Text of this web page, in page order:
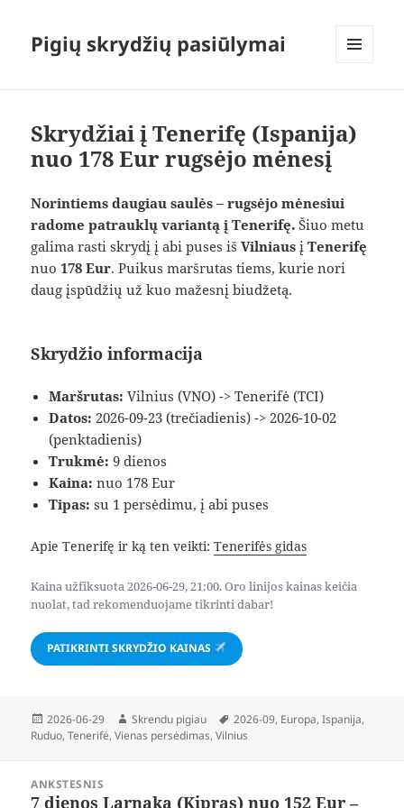
Pigių skrydžių pasiūlymai
Skrydžiai į Tenerifę (Ispanija)
nuo 178 Eur rugsėjo mėnesį
Norintiems daugiau saulės – rugsėjo mėnesiui
radome patrauklų variantą į Tenerifę. Šiuo metu
galima rasti skrydį į abi puses išVilniaus įTenerifę
nuo178 Eur. Puikus maršrutas tiems, kurie nori
daug įspūdžių už kuo mažesnį biudžetą.
Skrydžio informacija
Maršrutas: Vilnius (VNO) -> Tenerifė (TCI)
Datos: 2026-09-23 (trečiadienis) -> 2026-10-02
(penktadienis)
Trukmė: 9 dienos
Kaina: nuo 178 Eur
Tipas: su 1 persėdimu, į abi puses
Apie Tenerifę ir ką ten veikti:Tenerifės gidas
Kaina užfiksuota 2026-06-29, 21:00. Oro linijos kainas keičia
nuolat, tad rekomenduojame tikrinti dabar!
PATIKRINTI SKRYDŽIO KAINAS
Paskelbta
2026-06-29 Autorius
Skrendu pigiau Žymos
2026-09, Europa,Ispanija,
Ruduo,Tenerifė,Vienas persėdimas,Vilnius
ANKSTESNIS
Ankstesnis
7 dienos Larnaka (Kipras) nuo 152 Eur –